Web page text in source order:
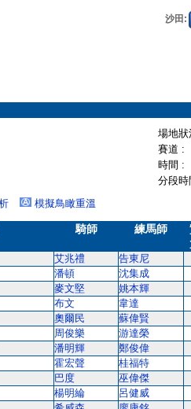
沙田:
場地
賽道 :
時間 :
分段
模擬鳥瞰重溫
騎師 練馬師
艾兆禮 告東尼
潘頓 沈集成
麥文堅 姚本輝
布文 韋達
奧爾民 蘇偉賢
周俊樂 游達榮
潘明輝 鄭俊偉
霍宏聲 桂福特
巴度 巫偉傑
楊明綸 呂健威